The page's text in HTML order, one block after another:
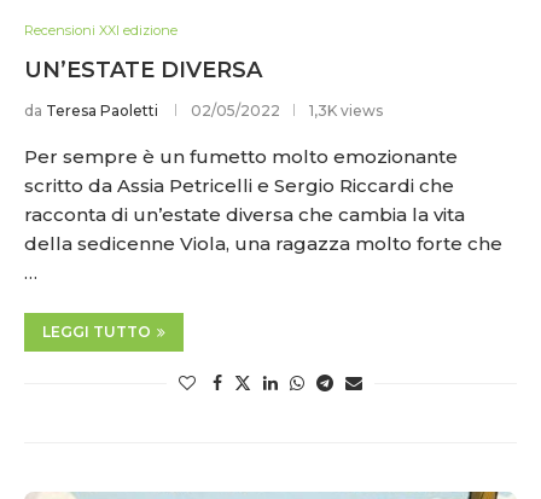
Recensioni XXI edizione
UN’ESTATE DIVERSA
da Teresa Paoletti 02/05/2022 1,3K views
Per sempre è un fumetto molto emozionante
scritto da Assia Petricelli e Sergio Riccardi che
racconta di un’estate diversa che cambia la vita
della sedicenne Viola, una ragazza molto forte che
…
LEGGI TUTTO